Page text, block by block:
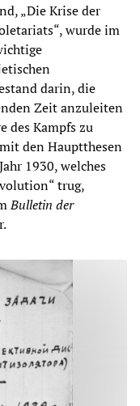
„Die Krise der
wurde im
darin, die
Zeit anzuleiten
des Kampfs zu
den Hauptthesen
1930, welches
trug,
Bulletin der